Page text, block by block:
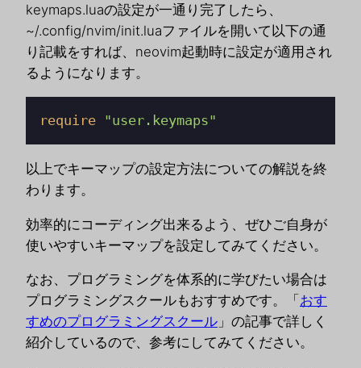
keymaps.luaの設定が一通り完了したら、
~/.config/nvim/init.luaファイルを開いて以下の通
り記載をすれば、neovim起動時に設定が適用され
るようになります。
require "user.keymaps"
以上でキーマップの設定方法についての解説を終
わります。
効率的にコーディング出来るよう、ぜひご自身が
使いやすいキーマップを設定してみてください。
なお、プログラミングを体系的に学びたい場合は
プログラミングスクールもおすすめです。「 おす
すめのプログラミングスクール 」の記事で詳しく
紹介しているので、参考にしてみてください。